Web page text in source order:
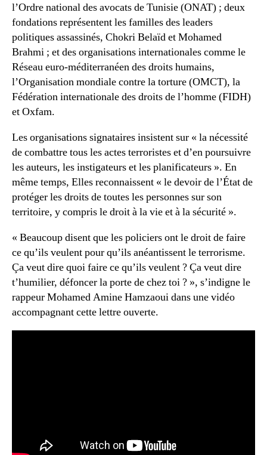
l’Ordre national des avocats de Tunisie (ONAT) ; deux
fondations représentent les familles des leaders
politiques assassinés, Chokri Belaïd et Mohamed
Brahmi ; et des organisations internationales comme le
Réseau euro-méditerranéen des droits humains,
l’Organisation mondiale contre la torture (OMCT), la
Fédération internationale des droits de l’homme (FIDH)
et Oxfam.
Les organisations signataires insistent sur « la nécessité
de combattre tous les actes terroristes et d’en poursuivre
les auteurs, les instigateurs et les planificateurs ». En
même temps, Elles reconnaissent « le devoir de l’État de
protéger les droits de toutes les personnes sur son
territoire, y compris le droit à la vie et à la sécurité ».
« Beaucoup disent que les policiers ont le droit de faire
ce qu’ils veulent pour qu’ils anéantissent le terrorisme.
Ça veut dire quoi faire ce qu’ils veulent ? Ça veut dire
t’humilier, défoncer la porte de chez toi ? », s’indigne le
rappeur Mohamed Amine Hamzaoui dans une vidéo
accompagnant cette lettre ouverte.